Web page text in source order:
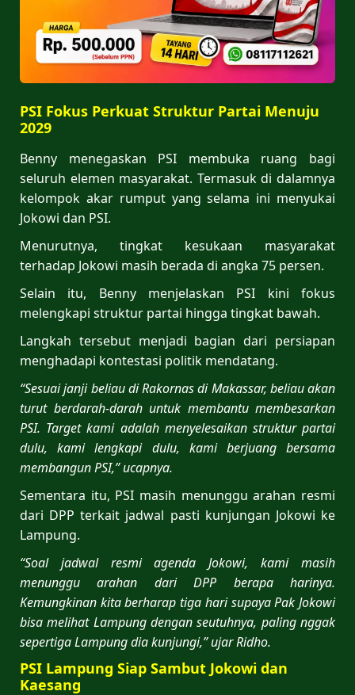
PSI Fokus Perkuat Struktur Partai Menuju
2029
Benny menegaskan PSI membuka ruang bagi
seluruh elemen masyarakat. Termasuk di dalamnya
kelompok akar rumput yang selama ini menyukai
Jokowi dan PSI.
Menurutnya, tingkat kesukaan masyarakat
terhadap Jokowi masih berada di angka 75 persen.
Selain itu, Benny menjelaskan PSI kini fokus
melengkapi struktur partai hingga tingkat bawah.
Langkah tersebut menjadi bagian dari persiapan
menghadapi kontestasi politik mendatang.
“Sesuai janji beliau di Rakornas di Makassar, beliau akan
turut berdarah-darah untuk membantu membesarkan
PSI. Target kami adalah menyelesaikan struktur partai
dulu, kami lengkapi dulu, kami berjuang bersama
membangun PSI,” ucapnya.
Sementara itu, PSI masih menunggu arahan resmi
dari DPP terkait jadwal pasti kunjungan Jokowi ke
Lampung.
“Soal jadwal resmi agenda Jokowi, kami masih
menunggu arahan dari DPP berapa harinya.
Kemungkinan kita berharap tiga hari supaya Pak Jokowi
bisa melihat Lampung dengan seutuhnya, paling nggak
sepertiga Lampung dia kunjungi,” ujar Ridho.
PSI Lampung Siap Sambut Jokowi dan
Kaesang